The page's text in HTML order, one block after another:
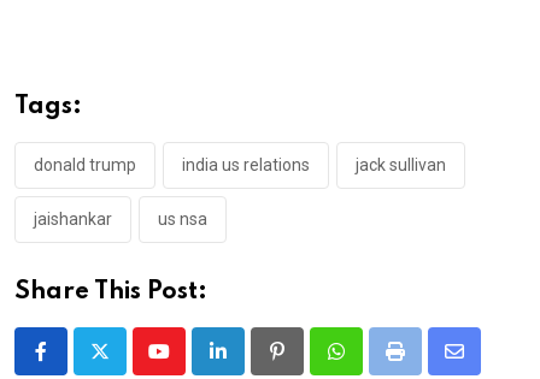
Tags:
donald trump india us relations jack sullivan
jaishankar us nsa
Share This Post:
YoutubeLinkedIn PinterestWhatsappPrint
Share